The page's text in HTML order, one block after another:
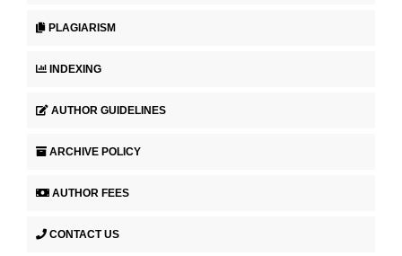
PLAGIARISM
INDEXING
AUTHOR GUIDELINES
ARCHIVE POLICY
AUTHOR FEES
CONTACT US